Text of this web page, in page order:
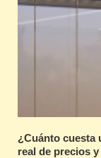
¿Cuánto cuesta
real de precios